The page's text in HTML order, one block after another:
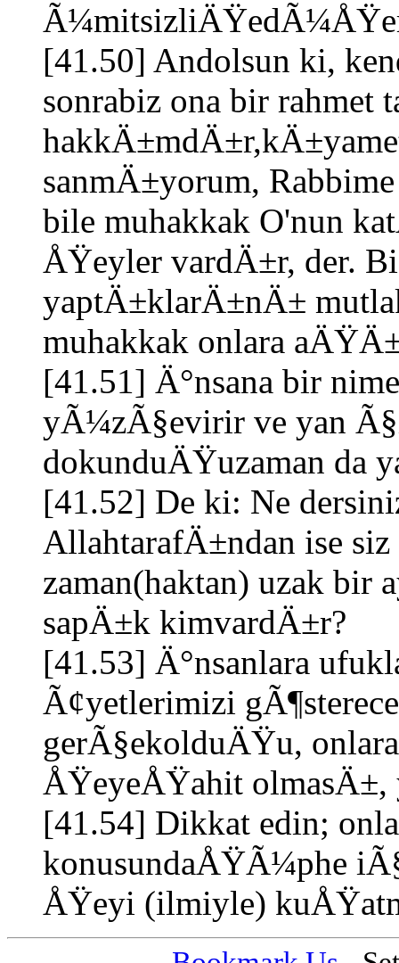
[41.50] Andolsun ki,
sonrabiz ona bir rahmet
sanmÄ±yorum,
bile muhakkak O'nun
ÅŸeyler vardÄ±r, der.
yaptÄ±klarÄ±nÄ±
muhakkak onlara
[41.51] Ä°nsana bir
yÃ¼zÃ§evirir ve yan
dokunduÄŸuzaman da
[41.52] De ki: Ne
AllahtarafÄ±ndan ise
zaman(haktan) uzak
sapÄ±k kimvardÄ±r?
[41.53] Ä°nsanlara
Ã¢yetlerimizi
gerÃ§ekolduÄŸu,
ÅŸeyeÅŸahit olmasÄ±,
[41.54] Dikkat edin;
konusundaÅŸÃ¼phe
ÅŸeyi (ilmiyle)